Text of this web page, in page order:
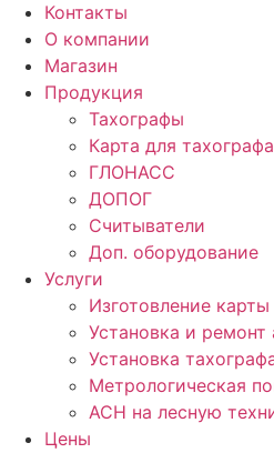
Контакты
О компании
Магазин
Продукция
Тахографы
Карта для тахографа
ГЛОНАСС
ДОПОГ
Считыватели
Доп. оборудование
Услуги
Изготовление
Установка и
Установка
Метрологическая
АСН на лесную
Цены